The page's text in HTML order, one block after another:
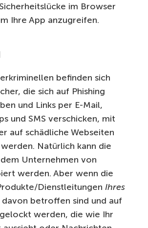
im Browser
Ihre App anzugreifen.
befinden sich
die sich auf Phishing
und Links per E-Mail,
und SMS verschicken, mit
auf schädliche Webseiten
Natürlich kann die
Unternehmen von
werden. Aber wenn die
Dienstleitungen Ihres
davon betroffen sind und auf
werden, die wie Ihr